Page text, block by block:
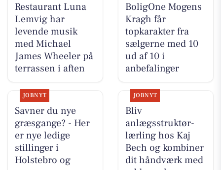
Restaurant Luna
Lemvig har
levende musik
med Michael
James Wheeler på
terrassen i aften
BoligOne Mogens
Kragh får
topkarakter fra
sælgerne med 10
ud af 10 i
anbefalinger
JOBNYT
Savner du nye
græsgange? - Her
er nye ledige
stillinger i
Holstebro og
JOBNYT
Bliv
anlægsstruktør-
lærling hos Kaj
Bech og kombiner
dit håndværk med